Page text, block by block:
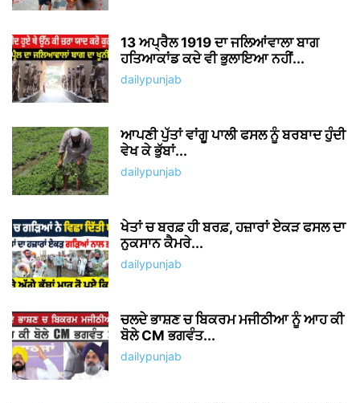
13 ਅਪ੍ਰੈਲ 1919 ਦਾ ਜਲਿਆਂਵਾਲਾ ਬਾਗ
ਹਤਿਆਕਾਂਡ ਕਦੇ ਵੀ ਭੁਲਾਇਆ ਨਹੀਂ...
dailypunjab
ਆਪਣੀ ਪੁੱਤਾਂ ਵਾਂਗੂ ਪਾਲੀ ਫਸਲ ਨੂੰ ਬਰਬਾਦ ਹੁੰਦੀ
ਵੇਖ ਕੇ ਭੁੱਬਾਂ...
dailypunjab
ਖੇਤਾਂ ਚ ਬਰਫ਼ ਹੀ ਬਰਫ਼, ਹਜ਼ਾਰਾਂ ਏਕੜ ਫਸਲ ਦਾ
ਨੁਕਸਾਨ ਕੈਮਰੇ...
dailypunjab
ਚਲਦੇ ਭਾਸ਼ਣ ਚ ਬਿਕਰਮ ਮਜੀਠੀਆ ਨੂੰ ਆਹ ਕੀ
ਬੋਲੇ CM ਭਗਵੰਤ...
dailypunjab